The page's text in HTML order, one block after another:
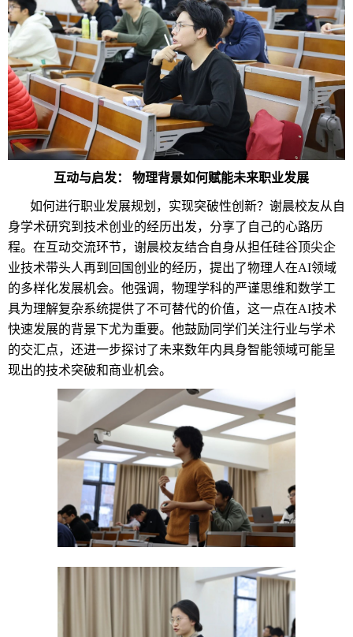
互动与启发： 物理背景如何赋能未来职业发展
如何进行职业发展规划，实现突破性创新？谢晨校友从自
身学术研究到技术创业的经历出发，分享了自己的心路历
程。在互动交流环节，谢晨校友结合自身从担任硅谷顶尖企
业技术带头人再到回国创业的经历，提出了物理人在AI领域
的多样化发展机会。他强调，物理学科的严谨思维和数学工
具为理解复杂系统提供了不可替代的价值，这一点在AI技术
快速发展的背景下尤为重要。他鼓励同学们关注行业与学术
的交汇点，还进一步探讨了未来数年内具身智能领域可能呈
现出的技术突破和商业机会。